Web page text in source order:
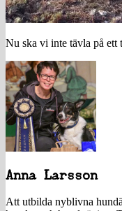
Nu ska vi inte tävla på ett
Anna Larsson
Att utbilda nyblivna